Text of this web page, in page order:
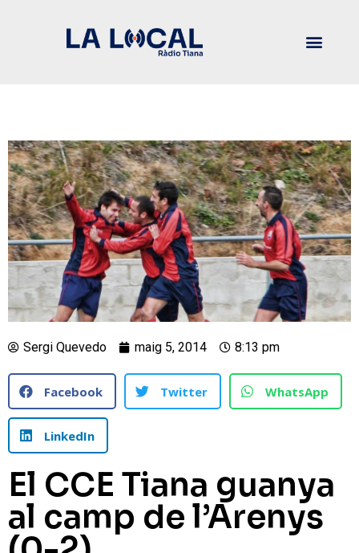
Sergi Quevedo maig 5, 2014 8:13 pm
Facebook Twitter WhatsApp
LinkedIn
El CCE Tiana guanya
al camp de l’Arenys